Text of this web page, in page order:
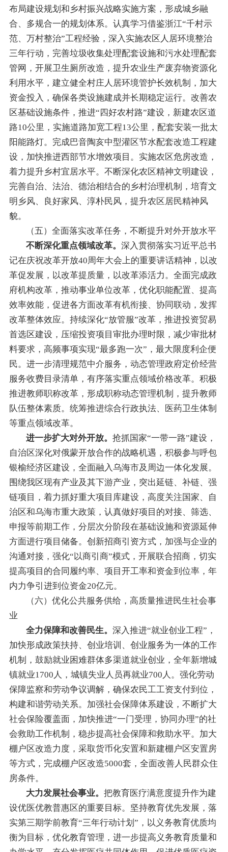
布局建设规划和 乡村振兴战略实施方案 ，形成城乡融
合、多规合一的规划体系。 认真学习借鉴浙江“千村示
范、万村整治”工程经验， 深入实施农区人居环境整治
三年行动， 完善垃圾收集处理配套设施和污水处理配套
管网，开展卫生厕所改造，提升农业生产废弃物资源化
利用水平，建立健全村庄人居环境管护长效机制，加大
资金投入，确保各类设施建成并长期稳定运行。 改善农
区基础设施条件， 推进“ 四好农村路”建设，新建农区道
路10公里，实施道路加宽工程13公里，配套安装一批太
阳能路灯。 完成巴音陶亥中型灌区节水配套改造工程建
设，加快推进西部节水增效项目 。 实施农区危房改造，
着力提升乡村宜居水平。不断深化农 区精神文明建设，
完善自治、法治、德治相结合的乡村治理机制，培育文
明乡风、良好家风、淳朴民风，提升农区居民精神风
貌。
（五）全面落实改革任务，不断提升对外开放水平
不断深化重点领域改革。深入贯彻落实习近平总书
记在庆祝改革开放40周年大会上的重要讲话精神，以改
革促发展，以改革提质量，以改革添活力。 全面完成政
府机构改革， 推动事业单位改革， 优化职能配置、提高
效率效能，促进各方面改革有机衔接、协同联动，发挥
改革整体效应。持续深化“放管服”改革， 推进投资贸易
首选区建设， 压缩投资项目审批办理时限 ， 减少审批材
料要求 ，高频事项实现“最多跑一次”，最大限 度利企便
民。 进一步清理规范中介服务，动态管理政府定价经营
服务收费目录清单，有序落实重点领域价格改革。积极
推进教师职称改革，形成职称动态管理机制，提升教师
队伍整体素质。统筹推进综合行政执法、医药卫生体制
等重点领域改革。
进一步扩大对外开放。抢抓国家“一带一路”建设，
自治区深化对俄蒙开放合作的战略机遇，积极参与呼包
银榆经济区建设，全面融入乌海市及周边一体化发展。
围绕我区现有产业及其下游产业， 突出延链、补链、强
链项目， 着力抓好重大项目库建设 ，高度关注国家、自
治区和乌海市重大政策，认真做好项目的对接、筛选、
申报等前期工作， 分层次分阶段在基础设施和资源延伸
方面进行项目储备。 创新招商引资方式，加强与企业的
沟通对接，强化“以商引商”模式， 开展联合招商，切实
提高项目的合同履约率、项目开工率和资金到位率，年
内力争引进到位资金20亿元。
（六）优化公共服务供给，高质量推进民生社会事
业
全力保障和改善民生。深入推进“就业创业工程” ，
加快形成政策扶持、创业培训、创业服务为一体的工作
机制，鼓励就业困难群体多渠道就业创业，全年新增城
镇就业1700人， 城镇失业人员再就业700人 。 强化劳动
保障监察和劳动争议调解，确保农民工工资支付到位，
构建和谐劳动关系。 加强社会保障体系建设，不断扩大
社会保险覆盖面，加快推进“一门受理，协同办理”的社
会救助工作机制，稳步提高社会保障和救助水平。 加大
棚户区改造力度， 采取货币化安置和新建棚户区安置房
等方式， 完成棚户区改造5000套 ，全面改善人民群众住
房条件。
大力发展社会事业。把教育医疗满意度提升作为建
设优医优教普惠区的重要目标。 坚持教育优先发展， 落
实第三期学前教育“三年行动计划”， 以义务教育优质均
衡为目标， 优化教育管理，进一步提高义务教育质量和